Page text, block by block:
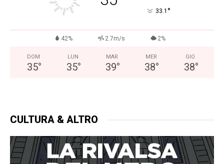
33.1 °
42% 2.7m/s 2%
DOM
35°
LUN
35°
MAR
39°
MER
38°
GIO
38°
CULTURA & ALTRO